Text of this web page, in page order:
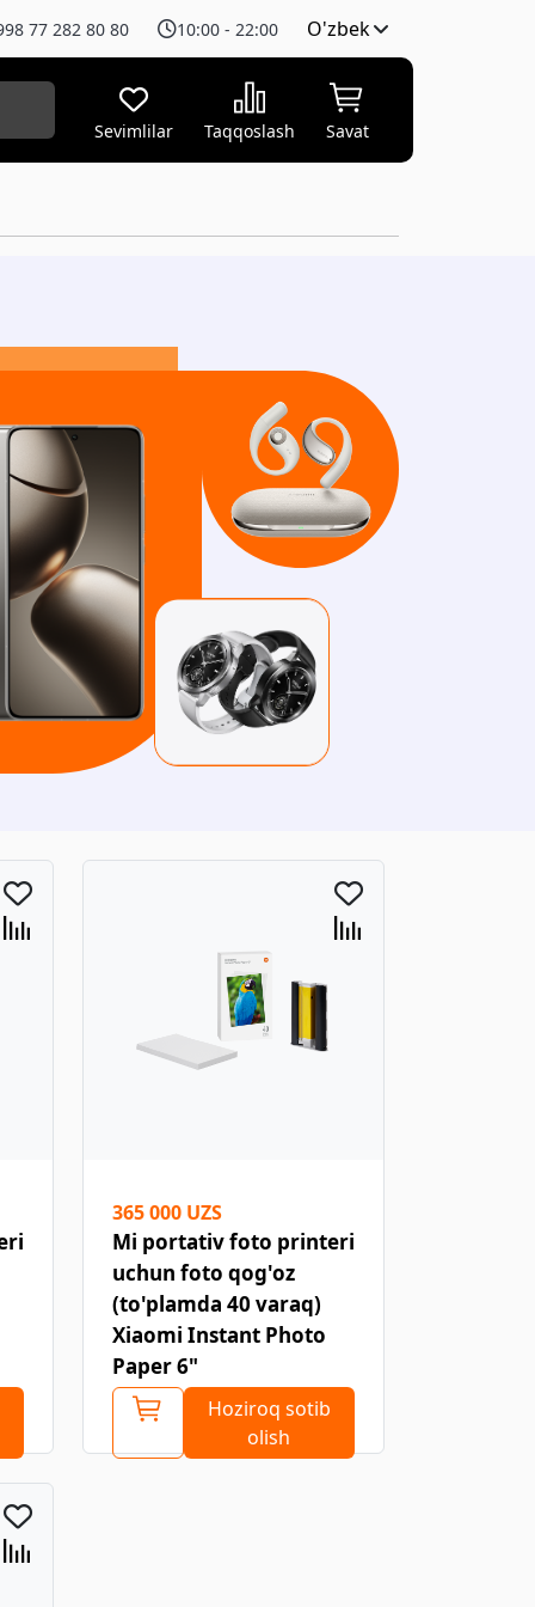
77 282 80 80 10:00 - 22:00 O'zbek
Sevimlilar Taqqoslash Savat
365 000 UZS
Mi portativ foto printeri
uchun foto qog'oz
(to'plamda 40 varaq)
Xiaomi Instant Photo
Paper 6"
Hoziroq sotib
olish